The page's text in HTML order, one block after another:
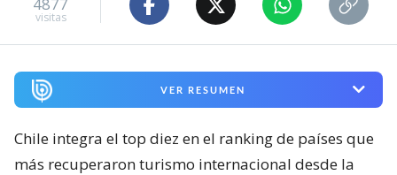
visitas
VER RESUMEN
Chile integra el top diez en el ranking de países que
más recuperaron turismo internacional desde la